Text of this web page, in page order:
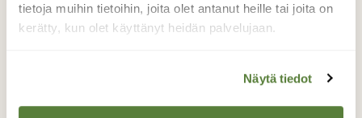
tietoja muihin tietoihin, joita olet antanut heille tai joita on
kerätty, kun olet käyttänyt heidän palvelujaan.
Näytä tiedot
Hepokatti on peto